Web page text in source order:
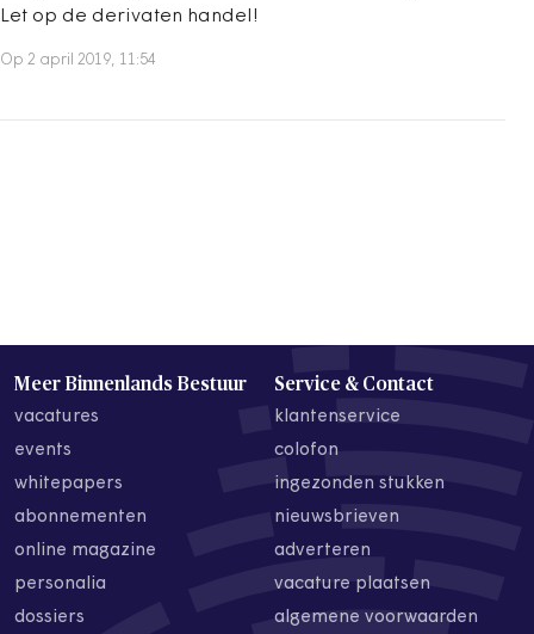
Let op de derivaten handel!
Op 2 april 2019, 11:54
Meer Binnenlands Bestuur
vacatures
events
whitepapers
abonnementen
online magazine
personalia
dossiers
Service & Contact
klantenservice
colofon
ingezonden stukken
nieuwsbrieven
adverteren
vacature plaatsen
algemene voorwaarden